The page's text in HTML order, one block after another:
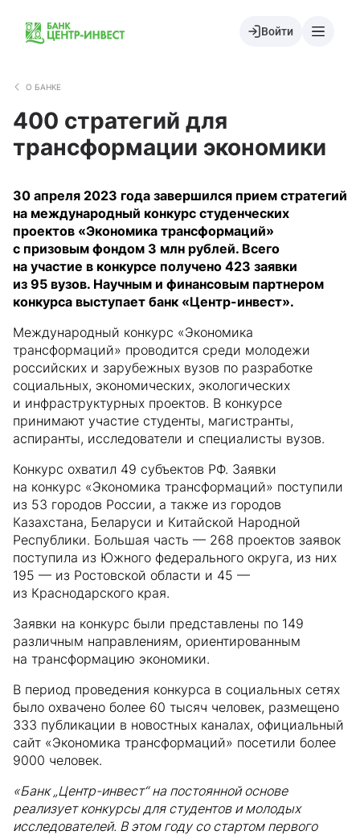
Войти
О БАНКЕ
400 стратегий для
трансформации экономики
30 апреля 2023 года завершился прием стратегий
на международный конкурс студенческих
проектов «Экономика трансформаций»
с призовым фондом 3 млн рублей. Всего
на участие в конкурсе получено 423 заявки
из 95 вузов. Научным и финансовым партнером
конкурса выступает банк «Центр-инвест».
Международный конкурс «Экономика
трансформаций» проводится среди молодежи
российских и зарубежных вузов по разработке
социальных, экономических, экологических
и инфраструктурных проектов. В конкурсе
принимают участие студенты, магистранты,
аспиранты, исследователи и специалисты вузов.
Конкурс охватил 49 субъектов РФ. Заявки
на конкурс «Экономика трансформаций» поступили
из 53 городов России, а также из городов
Казахстана, Беларуси и Китайской Народной
Республики. Большая часть — 268 проектов заявок
поступила из Южного федерального округа, из них
195 — из Ростовской области и 45 —
из Краснодарского края.
Заявки на конкурс были представлены по 149
различным направлениям, ориентированным
на трансформацию экономики.
В период проведения конкурса в социальных сетях
было охвачено более 60 тысяч человек, размещено
333 публикации в новостных каналах, официальный
сайт «Экономика трансформаций» посетили более
9000 человек.
«Банк „Центр-инвест“ на постоянной основе
реализует конкурсы для студентов и молодых
исследователей. В этом году со стартом первого